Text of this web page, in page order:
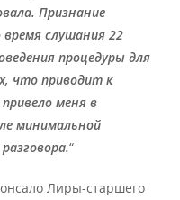
Признание
слушания 22
процедуры для
что приводит к
меня в
минимальной
“
Лиры-старшего